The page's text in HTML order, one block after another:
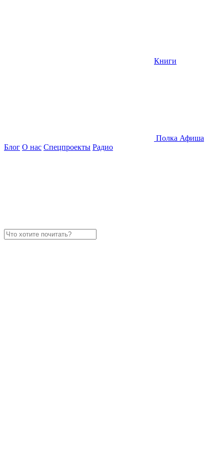
Книги
Полка Афиша
Блог О нас Спецпроекты Радио